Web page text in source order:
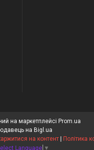
на маркетплейсі Prom.ua
на Bigl.ua
на контент
Політика
Language ▼